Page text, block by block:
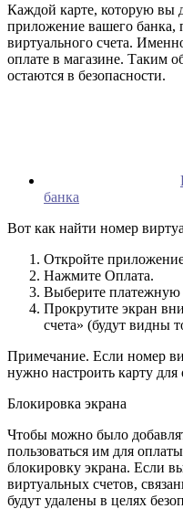
Каждой карте, которую вы
приложение вашего банка,
виртуального счета.
оплате в магазине. Таким
остаются в безопасности.
банка
Вот как найти номер
Откройте
Нажмите Оплата.
Выберите платежную
Прокрутите экран
счета» (будут видны
Примечание. Если номер
нужно настроить карту для
Блокировка экрана
Чтобы можно было
пользоваться им для
блокировку экрана. Если
виртуальных счетов,
будут удалены в целях